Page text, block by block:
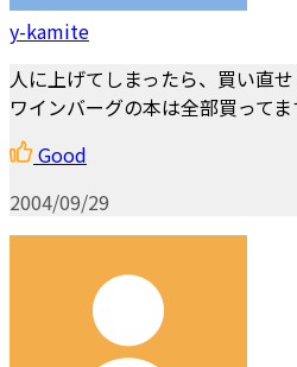
y-kamite
人に上げてしまったら、買い直せ
ワインバーグの本は全部買ってま
Good
2004/09/29